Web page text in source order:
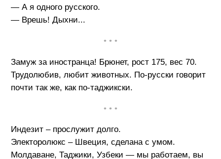
— А я одного русского.
— Врешь! Дыхни...
• • •
Замуж за иностранца! Брюнет, рост 175, вес 70.
Трудолюбив, любит животных. По-русски говорит
почти так же, как по-таджикски.
• • •
Индезит – прослужит долго.
Электоролюкс – Швеция, сделана с умом.
Молдаване, Таджики, Узбеки — мы работаем, вы